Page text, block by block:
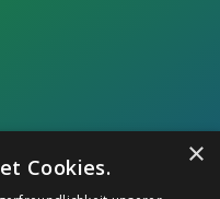
×
Cookies.